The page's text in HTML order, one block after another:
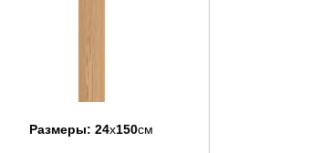
Размеры: 24x150см